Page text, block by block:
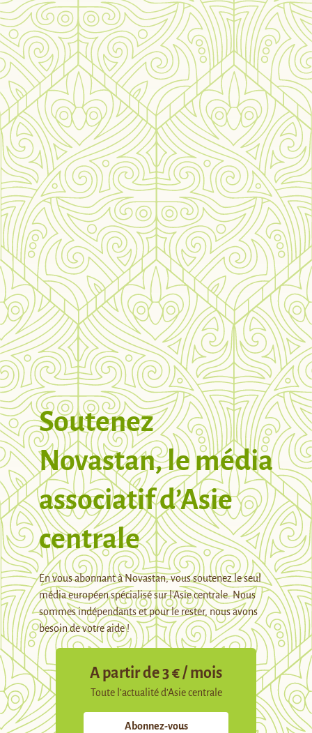
Soutenez
Novastan, le média
associatif d’Asie
centrale
En vous abonnant à Novastan, vous soutenez le seul
média européen spécialisé sur l’Asie centrale. Nous
sommes indépendants et pour le rester, nous avons
besoin de votre aide !
A partir de 3 € / mois
Toute l’actualité d’Asie centrale
Abonnez-vous